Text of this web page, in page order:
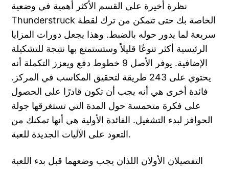
نظرة أخيرة على القسم الأكثر أهمية في وضعية
Thunderstruck الخاصة بك حتى تتمكن من ترك لقطة
سريعة لما يدور حوله بالضبط. وهذا يجعل دورات المزايا
الرئيسية أكثر تنوعًا قليلاً وستستمتع بها نتيجة للتشكيلة
الإضافية. يوفر الأصل 9 خطوط دفع ويعزز التكملة أنه
يحتوي على 243 طريقة لتحقيق المكاسب في المركز.
فائدة أخرى هي أنه يجب أن تكون قادرًا على الحصول
على فكرة متحمسة حول المدة التي تستغرقها جولة
الحوافز لبدء التشغيل. الفائدة الأولية هي أنها تمكنك من
التعود على الآليات الجديدة للعبة.
التفصيلان الأولان اللذان يجب وضعهما قبل بدء اللعبة